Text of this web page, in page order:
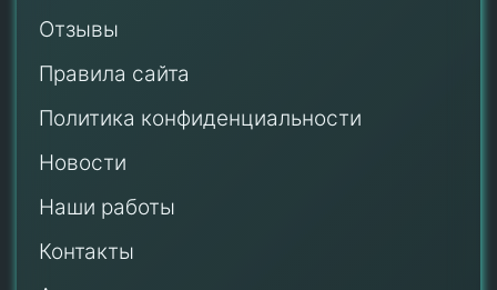
Отзывы
Правила сайта
Политика конфиденциальности
Новости
Наши работы
Контакты